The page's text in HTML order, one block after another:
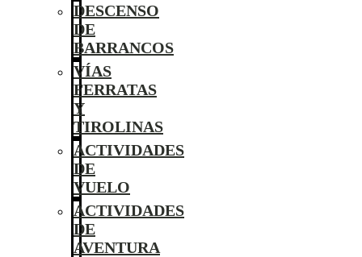
DESCENSO
DE
BARRANCOS
VÍAS
FERRATAS
Y
TIROLINAS
ACTIVIDADES
DE
VUELO
ACTIVIDADES
DE
AVENTURA